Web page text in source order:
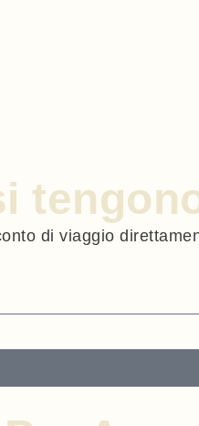
di viaggio